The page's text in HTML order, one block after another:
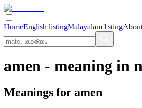
HomeEnglish listingMalayalam listingAbout
amen - meaning in
Meanings for amen